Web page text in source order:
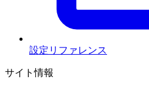
設定リファレンス
サイト情報